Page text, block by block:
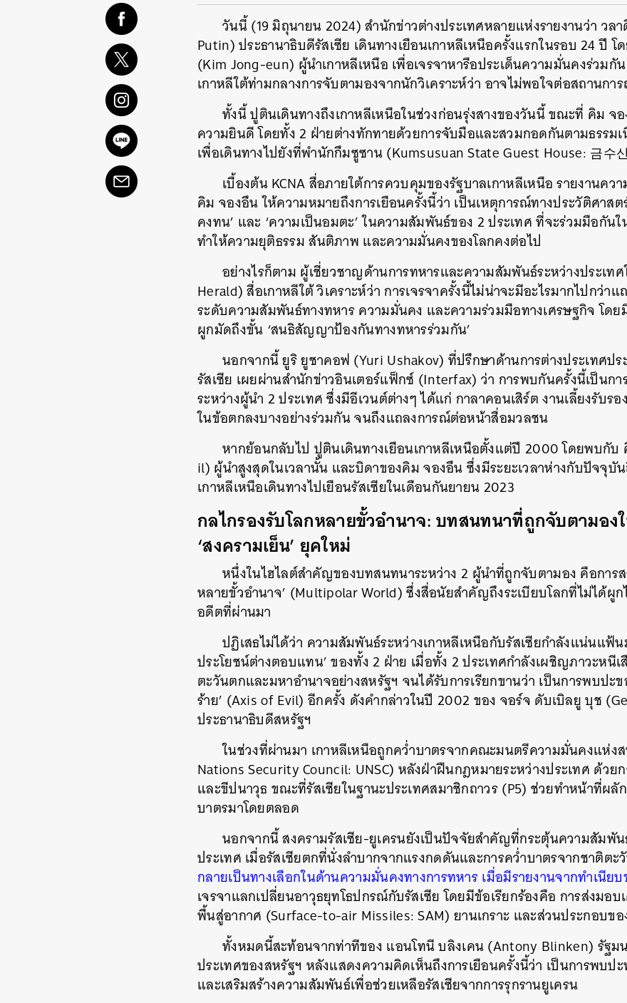
วันนี้​ (19 มิถุนายน 2024) สำนักข่าวต่างประเทศหลายแห่งรายงานว่า ว
Putin) ประธานาธิบดีรัสเซีย เดินทางเยือนเกาหลีเหนือครั้งแรกในรอบ 24 ปี
(Kim Jong-eun) ผู้นำเกาหลีเหนือ เพื่อเจรจาหารือประเด็นความมั่นคงร่วม
เกาหลีใต้ท่ามกลางการจับตามองจากนักวิเคราะห์ว่า อาจไม่พอใจต่อสถานกา
ทั้งนี้ ปูตินเดินทางถึงเกาหลีเหนือในช่วงก่อนรุ่งสางของวันนี้ ขณะที่ คิม
ความยินดี โดยทั้ง 2 ฝ่ายต่างทักทายด้วยการจับมือและสวมกอดกันตามธรรม
เพื่อเดินทางไปยังที่พำนักกึมซูซาน (Kumsusuan State Guest House: 금수
เบื้องต้น KCNA สื่อภายใต้การควบคุมของรัฐบาลเกาหลีเหนือ รายงานค
คิม จองอึน ให้ความหมายถึงการเยือนครั้งนี้ว่า เป็นเหตุการณ์ทางประวัติศาส
คงทน’ และ ‘ความเป็นอมตะ’ ในความสัมพันธ์ของ 2 ประเทศ ที่จะร่วมมือกัน
ทำให้ความยุติธรรม สันติภาพ และความมั่นคงของโลกคงต่อไป
อย่างไรก็ตาม ผู้เชี่ยวชาญด้านการทหารและความสัมพันธ์ระหว่างประเทศ
Herald) สื่อเกาหลีใต้ วิเคราะห์ว่า การเจรจาครั้งนี้ไม่น่าจะมีอะไรมากไปกว่า
ระดับความสัมพันธ์ทางทหาร ความมั่นคง และความร่วมมือทางเศรษฐกิจ โด
ผูกมัดถึงขั้น ‘สนธิสัญญาป้องกันทางทหารร่วมกัน’
นอกจากนี้ ยูริ ยูชาคอฟ (Yuri Ushakov) ที่ปรึกษาด้านการต่างประเทศป
รัสเซีย เผยผ่านสำนักข่าวอินเตอร์แฟ็กซ์ (Interfax) ว่า การพบกันครั้งนี้เป็นกา
ระหว่างผู้นำ 2 ประเทศ ซึ่งมีอีเวนต์ต่างๆ ได้แก่ กาลาคอนเสิร์ต งานเลี้ยงรับร
ในข้อตกลงบางอย่างร่วมกัน จนถึงแถลงการณ์ต่อหน้าสื่อมวลชน
หากย้อนกลับไป ปูตินเดินทางเยือนเกาหลีเหนือตั้งแต่ปี 2000 โดยพบกับ
il) ผู้นำสูงสุดในเวลานั้น และบิดาของคิม จองอึน ซึ่งมีระยะเวลาห่างกับปัจจุ
เกาหลีเหนือเดินทางไปเยือนรัสเซียในเดือนกันยายน 2023
กลไกรองรับโลกหลายขั้วอำนาจ: บทสนทนาที่ถูกจับตามอง
‘สงครามเย็น’ ยุคใหม่
หนึ่งในไฮไลต์สำคัญของบทสนทนาระหว่าง 2 ผู้นำที่ถูกจับตามอง คือการส
หลายขั้วอำนาจ’ (Multipolar World) ซึ่งสื่อนัยสำคัญถึงระเบียบโลกที่ไม่ได้ผู
อดีตที่ผ่านมา
ปฏิเสธไม่ได้ว่า ความสัมพันธ์ระหว่างเกาหลีเหนือกับรัสเซียกำลังแน่นแฟ้น
ประโยชน์ต่างตอบแทน’ ของทั้ง 2 ฝ่าย เมื่อทั้ง 2 ประเทศกำลังเผชิญภาวะหนีเ
ตะวันตกและมหาอำนาจอย่างสหรัฐฯ จนได้รับการเรียกขานว่า เป็นการพบปะ
ร้าย’ (Axis of Evil) อีกครั้ง ดังคำกล่าวในปี 2002 ของ จอร์จ ดับเบิลยู บุช
ประธานาธิบดีสหรัฐฯ
ในช่วงที่ผ่านมา เกาหลีเหนือถูกคว่ำบาตรจากคณะมนตรีความมั่นคงแห่ง
Nations Security Council: UNSC) หลังฝ่าฝืนกฎหมายระหว่างประเทศ ด้ว
และขีปนาวุธ ขณะที่รัสเซียในฐานะประเทศสมาชิกถาวร (P5) ช่วยทำหน้าที่ผลั
บาตรมาโดยตลอด
นอกจากนี้ สงครามรัสเซีย-ยูเครนยังเป็นปัจจัยสำคัญที่กระตุ้นความสัมพั
ประเทศ เมื่อรัสเซียตกที่นั่งลำบากจากแรงกดดันและการคว่ำบาตรจากชาติต
กลายเป็นทางเลือกในด้านความมั่นคงทางการทหาร เมื่อมีรายงานจากทำเนียบ
เจรจาแลกเปลี่ยนอาวุธยุทโธปกรณ์กับรัสเซีย โดยมีข้อเรียกร้องคือ การส่งมอ
พื้นสู่อากาศ (Surface-to-air Missiles: SAM) ยานเกราะ และส่วนประกอบข
ทั้งหมดนี้สะท้อนจากท่าทีของ แอนโทนี บลิงเคน (Antony Blinken) รัฐม
ประเทศของสหรัฐฯ หลังแสดงความคิดเห็นถึงการเยือนครั้งนี้ว่า เป็นการพบปะ
และเสริมสร้างความสัมพันธ์เพื่อช่วยเหลือรัสเซียจากการรุกรานยูเครน
LINE